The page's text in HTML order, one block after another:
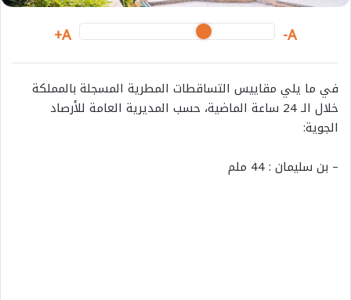
A-
A+
في ما يلي مقاييس التساقطات المطرية المسجلة بالمملكة
خلال الـ 24 ساعة الماضية، حسب المديرية العامة للأرصاد
الجوية:
– بن سليمان : 44 ملم